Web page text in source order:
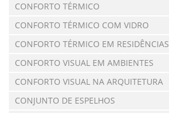
CONFORTO TÉRMICO
CONFORTO TÉRMICO COM VIDRO
CONFORTO TÉRMICO EM RESIDÊNCIAS
CONFORTO VISUAL EM AMBIENTES
CONFORTO VISUAL NA ARQUITETURA
CONJUNTO DE ESPELHOS